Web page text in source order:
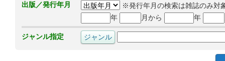
出版／発行年月
※発行年月の検索は雑誌のみ対
年
月から 年
ジャンル指定